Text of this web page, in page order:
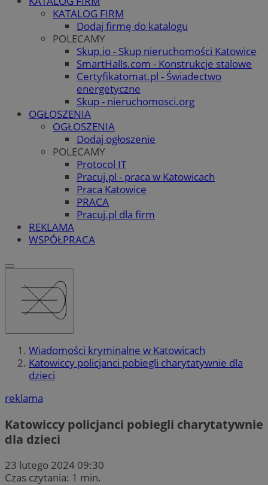
KATALOG FIRM
Dodaj firmę do katalogu
POLECAMY
Skup.io - Skup nieruchomości Katowice
SmartHalls.com - Konstrukcje stalowe
Certyfikatomat.pl - Świadectwo
energetyczne
Skup - nieruchomosci.org
OGŁOSZENIA
OGŁOSZENIA
Dodaj ogłoszenie
POLECAMY
Protocol IT
Pracuj.pl - praca w Katowicach
Praca Katowice
PRACA
Pracuj.pl dla firm
REKLAMA
WSPÓŁPRACA
Wiadomości kryminalne w Katowicach
Katowiccy policjanci pobiegli charytatywnie dla
dzieci
reklama
Katowiccy policjanci pobiegli charytatywnie
dla dzieci
23 lutego 2024 09:30
Czas czytania: 1 min.